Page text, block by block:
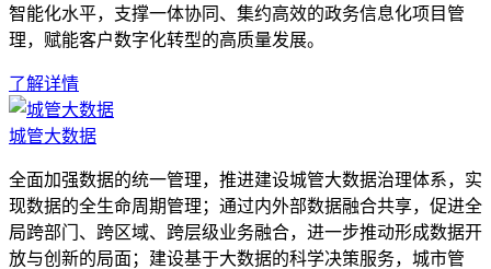
智能化水平，支撑一体协同、集约高效的政务信息化项目管
理，赋能客户数字化转型的高质量发展。
了解详情
城管大数据
全面加强数据的统一管理，推进建设城管大数据治理体系，实
现数据的全生命周期管理；通过内外部数据融合共享，促进全
局跨部门、跨区域、跨层级业务融合，进一步推动形成数据开
放与创新的局面；建设基于大数据的科学决策服务，城市管